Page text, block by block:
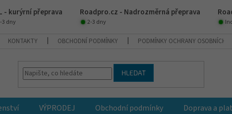
- kurýrní přeprava Roadpro.cz - Nadrozměrná přeprava
3 dny 2-3 dny
KONTAKTY OBCHODNÍ PODMÍNKY PODMÍNKY OCHRANY OSOBNÍCH
HLEDAT
VÝPRODEJ Obchodní podmínky Doprava a